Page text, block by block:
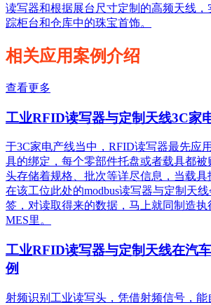
读写器和根据展台尺寸定制的高频天线
踪柜台和仓库中的珠宝首饰。
相关应用案例介绍
查看更多
工业RFID读写器与定制天线3C家
于3C家电产线当中，RFID读写器最先应
具的绑定，每个零部件托盘或者载具都被
头存储着规格、批次等详尽信息，当载
在该工位此处的modbus读写器与定制天
签，对读取得来的数据，马上就同制造执
MES里。
工业RFID读写器与定制天线在汽
例
射频识别工业读写头，凭借射频信号，能